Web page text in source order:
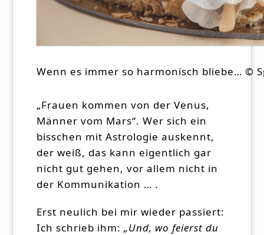
Wenn es immer so harmonisch bliebe… ©
„Frauen kommen von der Venus,
Männer vom Mars“. Wer sich ein
bisschen mit Astrologie auskennt,
der weiß, das kann eigentlich gar
nicht gut gehen, vor allem nicht in
der Kommunikation … .
Erst neulich bei mir wieder passiert:
Ich schrieb ihm:„Und, wo feierst du